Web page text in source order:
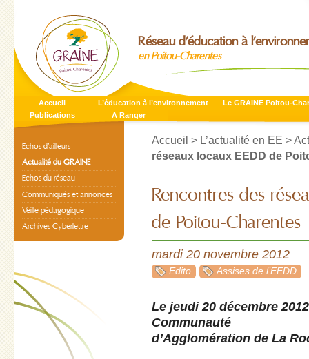
Réseau d’éducation à
en Poitou-Charentes
Accueil L’éducation à l’environnement
Le GRAINE Poitou-
Publications
A Ranger
Accueil > L’actualité en EE >
réseaux locaux EEDD de
Rencontres des
de Poitou-Charentes
mardi 20 novembre 2012
Edito Assises de l’EEDD
Le jeudi 20 décembre
Communauté
d’Agglomération de La
Echos d’ailleurs
Actualité du GRAINE
Echos du réseau
Communiqués et annonces
Veille pédagogique
Archives Cyberlettre